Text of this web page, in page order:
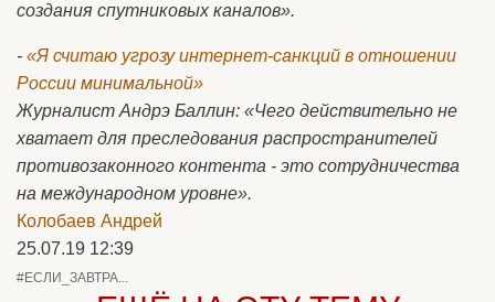
создания спутниковых каналов».
- «Я считаю угрозу интернет-санкций в отношении
России минимальной»
Журналист Андрэ Баллин: «Чего действительно не
хватает для преследования распространителей
противозаконного контента - это сотрудничества
на международном уровне».
Колобаев Андрей
25.07.19 12:39
#ЕСЛИ_ЗАВТРА...